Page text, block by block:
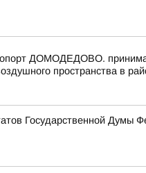
ДОМОДЕДОВО.
пространства в
Государственной Думы